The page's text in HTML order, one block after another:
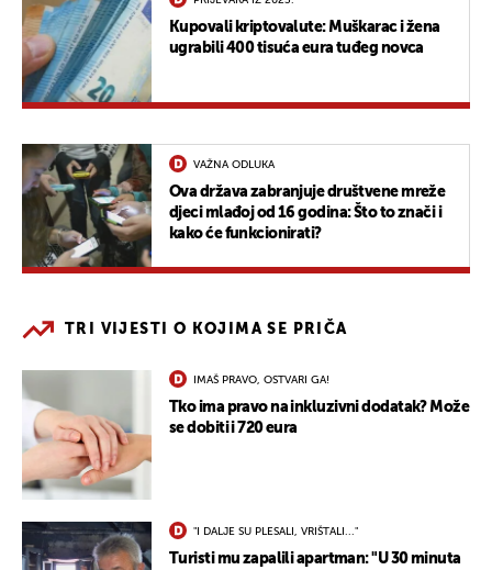
Kupovali kriptovalute: Muškarac i žena
ugrabili 400 tisuća eura tuđeg novca
VAŽNA ODLUKA
Ova država zabranjuje društvene mreže
djeci mlađoj od 16 godina: Što to znači i
kako će funkcionirati?
TRI VIJESTI O KOJIMA SE PRIČA
IMAŠ PRAVO, OSTVARI GA!
Tko ima pravo na inkluzivni dodatak? Može
se dobiti i 720 eura
"I DALJE SU PLESALI, VRIŠTALI..."
Turisti mu zapalili apartman: "U 30 minuta